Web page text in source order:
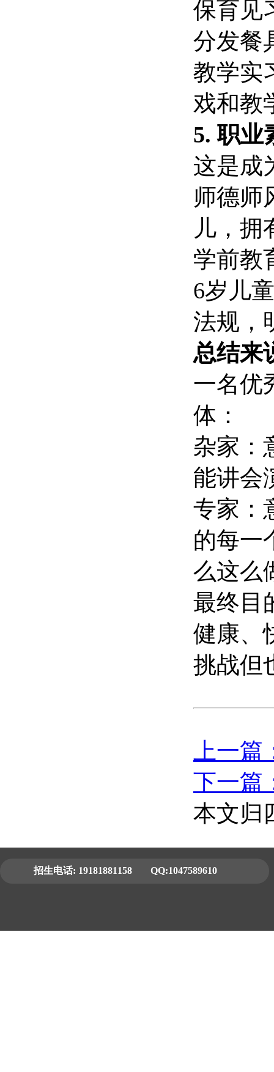
保育见
分发餐
教学实
戏和教
5. 职业
这是成
师德师
儿，拥
学前教
6岁儿
法规，
总结来
一名优
体：
杂家：
能讲会
专家：
的每一
么这么
最终目
健康、
挑战但
上一
下一篇
本文归
招生电话: 19181881158 QQ:1047589610